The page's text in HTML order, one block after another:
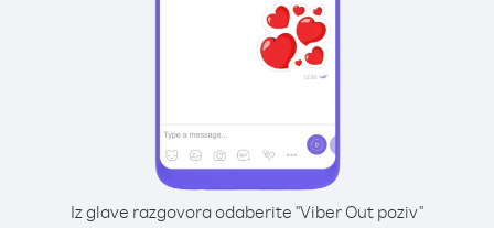
Iz glave razgovora odaberite "Viber Out poziv"